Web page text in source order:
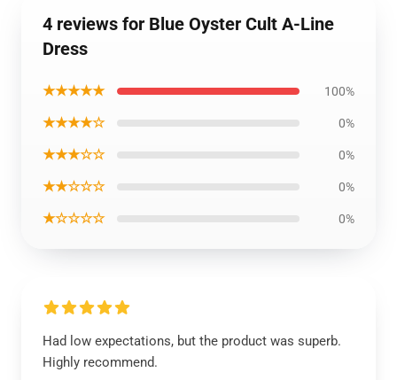
4 reviews for Blue Oyster Cult A-Line
Dress
★★★★★ 100%
★★★★☆ 0%
★★★☆☆ 0%
★★☆☆☆ 0%
★☆☆☆☆ 0%
Had low expectations, but the product was superb.
Highly recommend.